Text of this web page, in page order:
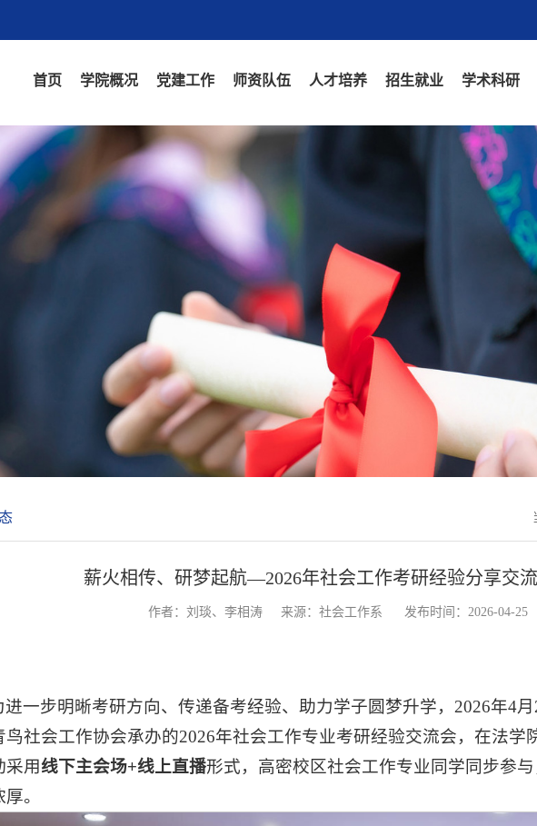
首页 学院概况 党建工作 师资队伍 人才培养 招生就业 学术科研
薪火相传、研梦起航—2026年社会工作考研经验分享交
作者：刘琰、李相涛 来源：社会工作系 发布时间：2026-04-25
进一步明晰考研方向、传递备考经验、助力学子圆梦升学，2026年4
鸟社会工作协会承办的2026年社会工作专业考研经验交流会，在法学
采用线下主会场+线上直播形式，高密校区社会工作专业同学同步参
。